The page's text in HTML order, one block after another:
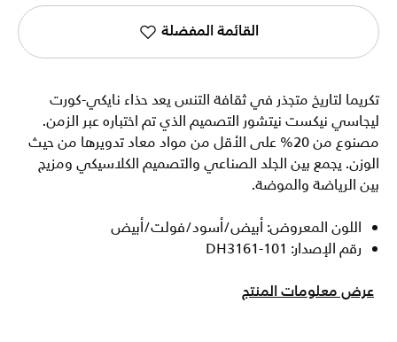
القائمة المفضلة
تكريما لتاريخ متجذر في ثقافة التنس يعد حذاء نايكي-كورت
ليجاسي نيكست نيتشور التصميم الذي تم اختباره عبر الزمن.
مصنوع من 20% على الأقل من مواد معاد تدويرها من حيث
الوزن. يجمع بين الجلد الصناعي والتصميم الكلاسيكي ومزيج
بين الرياضة والموضة.
اللون المعروض: أبيض/أسود/فولت/أبيض
رقم الإصدار: DH3161-101
عرض معلومات المنتج